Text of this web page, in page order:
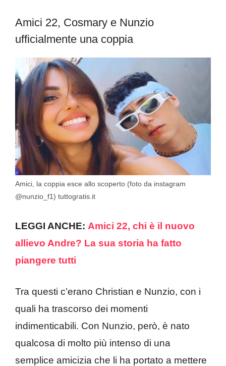
Amici 22, Cosmary e Nunzio
ufficialmente una coppia
Amici, la coppia esce allo scoperto (foto da instagram
@nunzio_f1) tuttogratis.it
LEGGI ANCHE: Amici 22, chi è il nuovo
allievo Andre? La sua storia ha fatto
piangere tutti
Tra questi c’erano Christian e Nunzio, con i
quali ha trascorso dei momenti
indimenticabili. Con Nunzio, però, è nato
qualcosa di molto più intenso di una
semplice amicizia che li ha portato a mettere